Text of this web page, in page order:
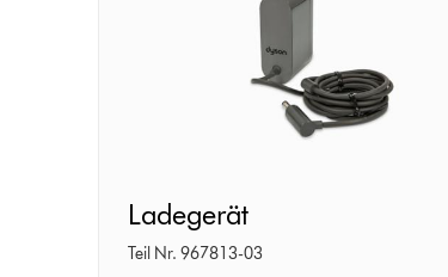
Ladegerät
Teil Nr. 967813-03